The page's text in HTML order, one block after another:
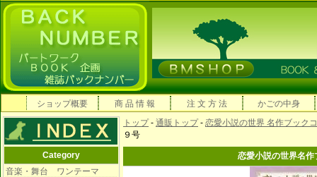
ショップ概要 商 品 情 報 注 文 方 法 かごの中身
Category
音楽・舞台 ワンテーマ
トップ- 通販トップ- 恋愛小説の世界 名作ブック
９号
恋愛小説の世界名